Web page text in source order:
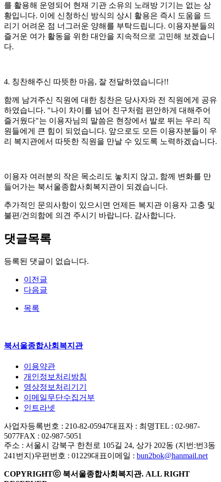
를 활용해 운영되어 현재 기관 소유의 노래방 기기는 없는 상
황입니다. 이에 신청하신 방식의 상시 활용은 즉시 도움을 드
리기 어려운 점 너그러운 양해를 부탁드립니다. 이용자분들의
즐거운 여가 활동을 위한 대안을 지속적으로 고민해 보겠습니
다.
4. 칭찬해주신 따뜻한 마음, 잘 전달하였습니다!!
함께 남겨주신 직원에 대한 칭찬은 당사자와 전 직원에게 공유
하였습니다. "나이 차이를 넘어 친구처럼 편안하게 대해주어
즐거웠다"는 이용자님의 말씀은 현장에서 발로 뛰는 우리 직
원들에게 큰 힘이 되었습니다. 앞으로도 모든 이용자분들이 우
리 복지관에서 따뜻한 직원을 만날 수 있도록 노력하겠습니다.
이용자 여러분의 작은 목소리도 놓치지 않고, 함께 변화를 만
들어가는 북서울종합사회복지관이 되겠습니다.
추가적인 문의사항이 있으시면 언제든 복지관 이용자 고충 및
불편/건의함에 의견 주시기 바랍니다. 감사합니다.
댓글목록
등록된 댓글이 없습니다.
이전글
다음글
목록
북서울종합사회복지관
이용약관
개인정보처리방침
영상정보처리기기
이메일무단수집거부
인트라넷
사업자등록번호 : 210-82-05947대표자 : 최명TEL : 02-987-
5077FAX : 02-987-5051
주소 : 서울시 강북구 한천로 105길 24, 상가 202동 (지번:번3동
241번지)우편번호 : 01229대표이메일 : bun2bok@hanmail.net
COPYRIGHTⓒ 북서울종합사회복지관. ALL RIGHT